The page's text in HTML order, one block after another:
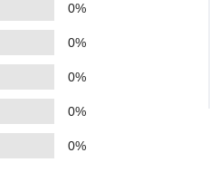
0%
0%
0%
0%
0%